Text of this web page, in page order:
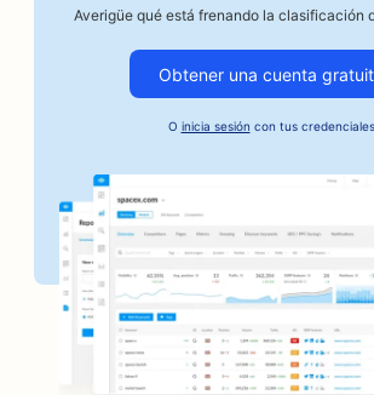
SEO para tostadores de café
SEO para servicios de fianzas
SEO para panaderías
SEO para bancos
SEO para peluquerías
SEO para cafeterías de juegos de
SEO para barbacoas
Averigüe qué está frenando la clasificación
Obtener una cuenta
O inicia sesión con tus credenciales